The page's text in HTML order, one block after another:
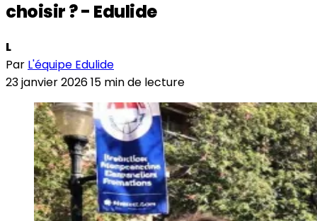
choisir ? - Edulide
L
Par L'équipe Edulide
23 janvier 202615 min de lecture